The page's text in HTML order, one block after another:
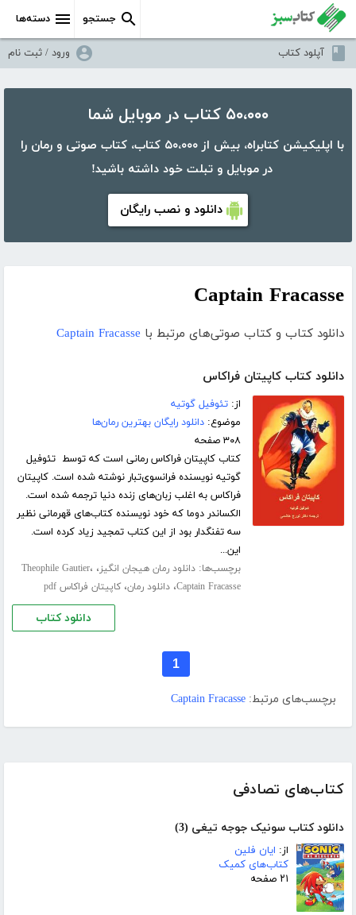
دسته‌ها جستجو
آپلود کتاب ورود / ثبت نام
۵۰،۰۰۰ کتاب در موبایل شما
با اپلیکیشن کتابراه، بیش از ۵۰،۰۰۰ کتاب، کتاب صوتی و رمان را
در موبایل و تبلت خود داشته باشید!
دانلود و نصب رایگان
کتاب‌های تصادفی
دانلود کتاب سونیک جوجه تیغی (3)
از: ایان فلین
کتاب‌های کمیک
۲۱ صفحه
Captain Fracasse
دانلود کتاب و کتاب صوتی‌های مرتبط با Captain Fracasse
دانلود کتاب کاپیتان فراکاس
از:تئوفیل گوتیه
موضوع:دانلود رایگان بهترین رمان‌ها
۳۰۸ صفحه
کتاب کاپیتان فراکاس رمانی است که توسط تئوفیل
گوتیه نویسنده فرانسوی‌تبار نوشته شده است. کاپیتان
فراکاس به اغلب زبان‌های زنده دنیا ترجمه شده است.
الکساندر دوما که خود نویسنده کتاب‌های قهرمانی نظیر
سه تفنگدار بود از این کتاب تمجید زیاد کرده است.
این...
برچسب‌ها:دانلود رمان هیجان انگیز، Theophile Gautier،
Captain Fracasse،دانلود رمان،کاپیتان فراکاس pdf
دانلود کتاب
1
برچسب‌های مرتبط: Captain Fracasse